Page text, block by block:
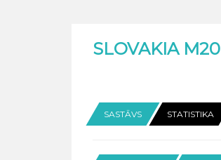
SLOVAKIA M20
SASTĀVS STATISTIKA